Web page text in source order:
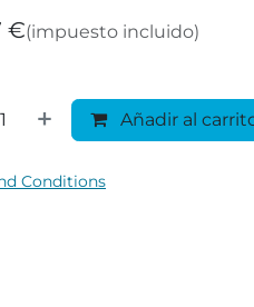
€(impuesto incluido)
Añadir al
Conditions